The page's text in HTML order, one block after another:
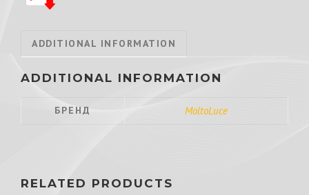
ADDITIONAL INFORMATION
ADDITIONAL INFORMATION
БРЕНД MoltoLuce
RELATED PRODUCTS